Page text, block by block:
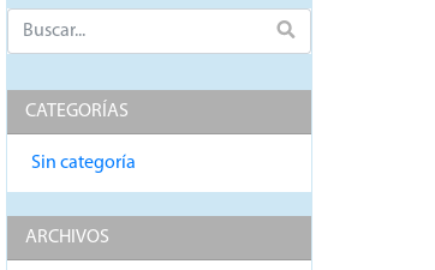
CATEGORÍAS
Sin categoría
ARCHIVOS